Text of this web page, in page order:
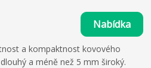
Nabídka
a kompaktnost kovového
a méně než 5 mm široký.